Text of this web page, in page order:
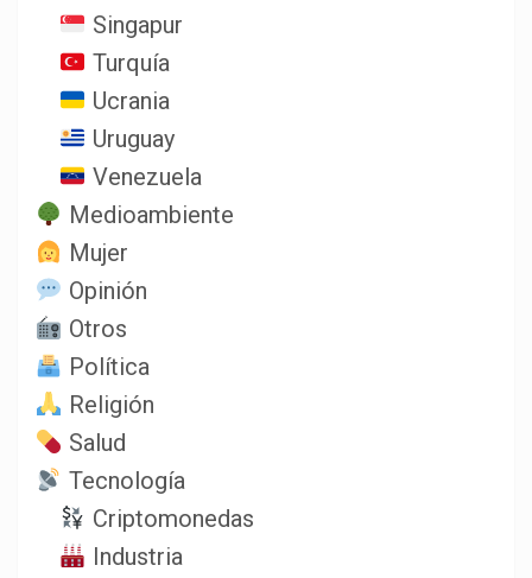
Singapur
Turquía
Ucrania
Uruguay
Venezuela
Medioambiente
Mujer
Opinión
Otros
Política
Religión
Salud
Tecnología
Criptomonedas
Industria